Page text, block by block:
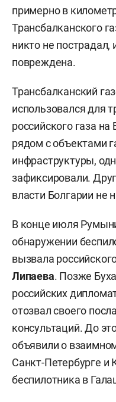
примерно в
Трансбалканского
никто не
повреждена.
Трансбалканский
использовался для
российского газа
рядом с объектами
инфраструктуры,
зафиксировали.
власти Болгарии не
В конце июля
обнаружении
вызвала
Липаева. Позже
российских
отозвал своего
консультаций. До
объявили о
Санкт-Петербурге и
беспилотника в